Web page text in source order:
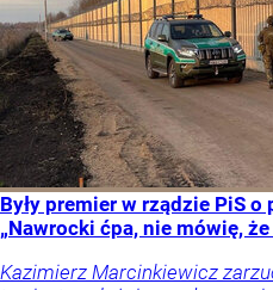
Były premier w rządzie PiS
„Nawrocki ćpa, nie mówię,
Kazimierz Marcinkiewicz